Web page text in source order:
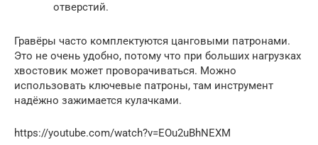
отверстий.
Гравёры часто комплектуются цанговыми патронами.
Это не очень удобно, потому что при больших нагрузках
хвостовик может проворачиваться. Можно
использовать ключевые патроны, там инструмент
надёжно зажимается кулачками.
https://youtube.com/watch?v=EOu2uBhNEXM